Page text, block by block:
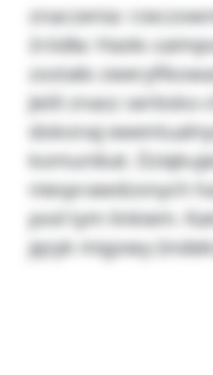
znaczenia:
źródła: Hasło
zostało
Jeśli znasz
dokonaj
komunikat.
niesprawdzonych
pod tym linkiem.
język migowy